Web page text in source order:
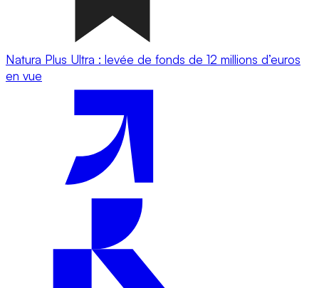
Natura Plus Ultra : levée de fonds de 12 millions d’euros
en vue